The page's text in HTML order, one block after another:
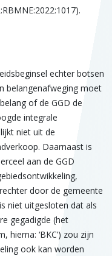
echter botsen
belangenafweging moet
of de GGD de
integrale
niet uit de
Daarnaast is
aan de GGD
door de gemeente
niet uitgesloten dat als
gegadigde (het
hierna: ‘BKC’) zou zijn
ook kan worden